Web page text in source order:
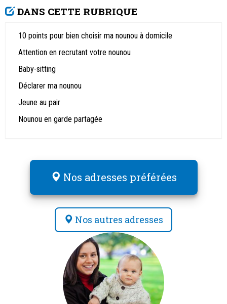
DANS CETTE RUBRIQUE
10 points pour bien choisir ma nounou à domicile
Attention en recrutant votre nounou
Baby-sitting
Déclarer ma nounou
Jeune au pair
Nounou en garde partagée
Nos adresses préférées
Nos autres adresses